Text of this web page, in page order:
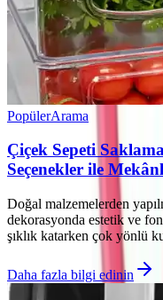
PopülerArama
Çiçek Sepeti
Seçenekler ile
Doğal malzemelerden
dekorasyonda estetik ve
şıklık katarken çok yönlü
Daha fazla bilgi edinin